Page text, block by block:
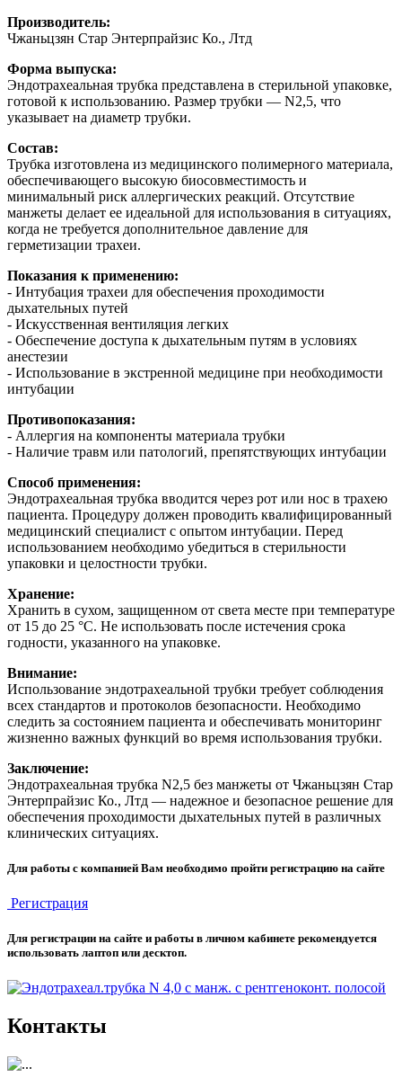
Производитель:
Чжаньцзян Стар Энтерпрайзис Ко., Лтд
Форма выпуска:
Эндотрахеальная трубка представлена в стерильной упаковке,
готовой к использованию. Размер трубки — N2,5, что
указывает на диаметр трубки.
Состав:
Трубка изготовлена из медицинского полимерного материала,
обеспечивающего высокую биосовместимость и
минимальный риск аллергических реакций. Отсутствие
манжеты делает ее идеальной для использования в ситуациях,
когда не требуется дополнительное давление для
герметизации трахеи.
Показания к применению:
- Интубация трахеи для обеспечения проходимости
дыхательных путей
- Искусственная вентиляция легких
- Обеспечение доступа к дыхательным путям в условиях
анестезии
- Использование в экстренной медицине при необходимости
интубации
Противопоказания:
- Аллергия на компоненты материала трубки
- Наличие травм или патологий, препятствующих интубации
Способ применения:
Эндотрахеальная трубка вводится через рот или нос в трахею
пациента. Процедуру должен проводить квалифицированный
медицинский специалист с опытом интубации. Перед
использованием необходимо убедиться в стерильности
упаковки и целостности трубки.
Хранение:
Хранить в сухом, защищенном от света месте при температуре
от 15 до 25 °C. Не использовать после истечения срока
годности, указанного на упаковке.
Внимание:
Использование эндотрахеальной трубки требует соблюдения
всех стандартов и протоколов безопасности. Необходимо
следить за состоянием пациента и обеспечивать мониторинг
жизненно важных функций во время использования трубки.
Заключение:
Эндотрахеальная трубка N2,5 без манжеты от Чжаньцзян Стар
Энтерпрайзис Ко., Лтд — надежное и безопасное решение для
обеспечения проходимости дыхательных путей в различных
клинических ситуациях.
Для работы с компанией Вам необходимо пройти регистрацию на сайте
Регистрация
Для регистрации на сайте и работы в личном кабинете рекомендуется
использовать лаптоп или десктоп.
Контакты